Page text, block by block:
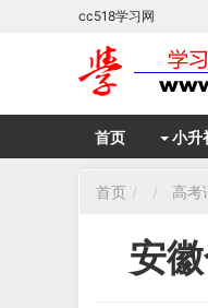
cc518学习网
首页 小升
首页 高考
安